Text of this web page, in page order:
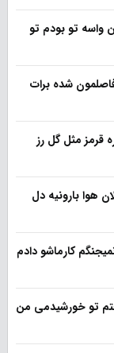
واسه تو‌ بودم تو
شده برات
قرمز مثل گل رز
هوا بارونیه دل
کارماشو دادم
تو خورشیدمی من